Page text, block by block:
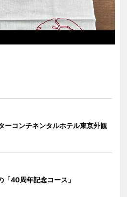
ーコンチネンタルホテル東京外観
「40周年記念コース」